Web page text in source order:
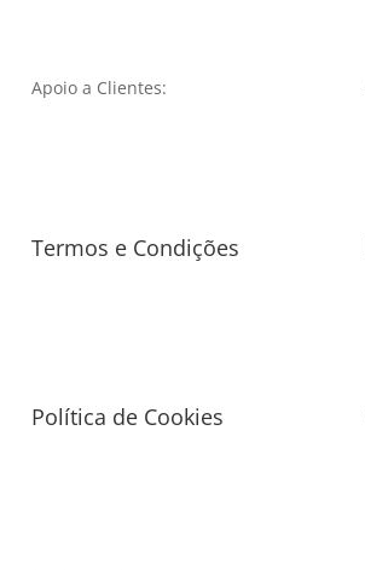
Apoio a Clientes:
Termos e Condições
Política de Cookies